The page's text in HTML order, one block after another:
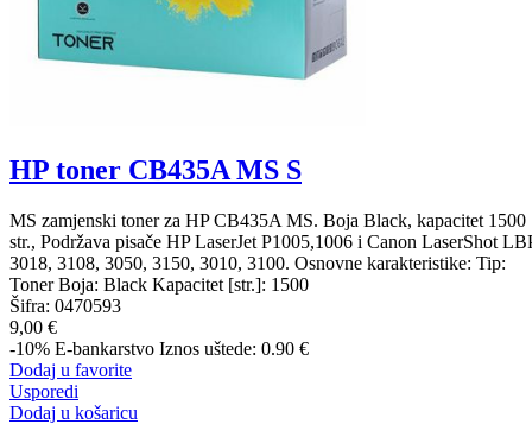
HP toner CB435A MS S
MS zamjenski toner za HP CB435A MS. Boja Black, kapacitet 1500
str., Podržava pisače HP LaserJet P1005,1006 i Canon LaserShot
3018, 3108, 3050, 3150, 3010, 3100. Osnovne karakteristike: Tip:
Toner Boja: Black Kapacitet [str.]: 1500
Šifra: 0470593
9,00 €
-10% E-bankarstvo Iznos uštede: 0.90 €
Dodaj u favorite
Usporedi
Dodaj u košaricu